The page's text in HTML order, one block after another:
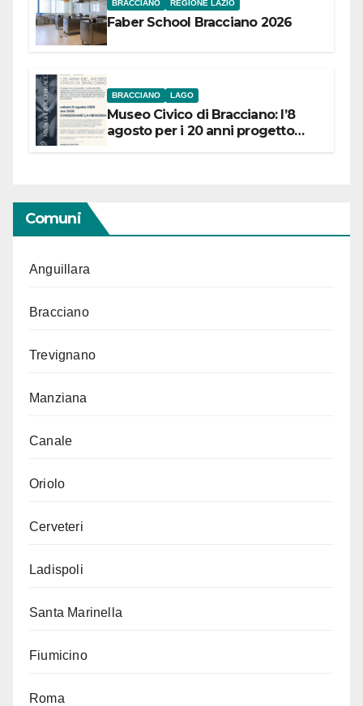
BRACCIANO REGIONE LAZIO
Faber School Bracciano 2026
BRACCIANO LAGO
Museo Civico di Bracciano: l’8
agosto per i 20 anni progetto
Comuni
Anguillara
Bracciano
Trevignano
Manziana
Canale
Oriolo
Cerveteri
Ladispoli
Santa Marinella
Fiumicino
Roma